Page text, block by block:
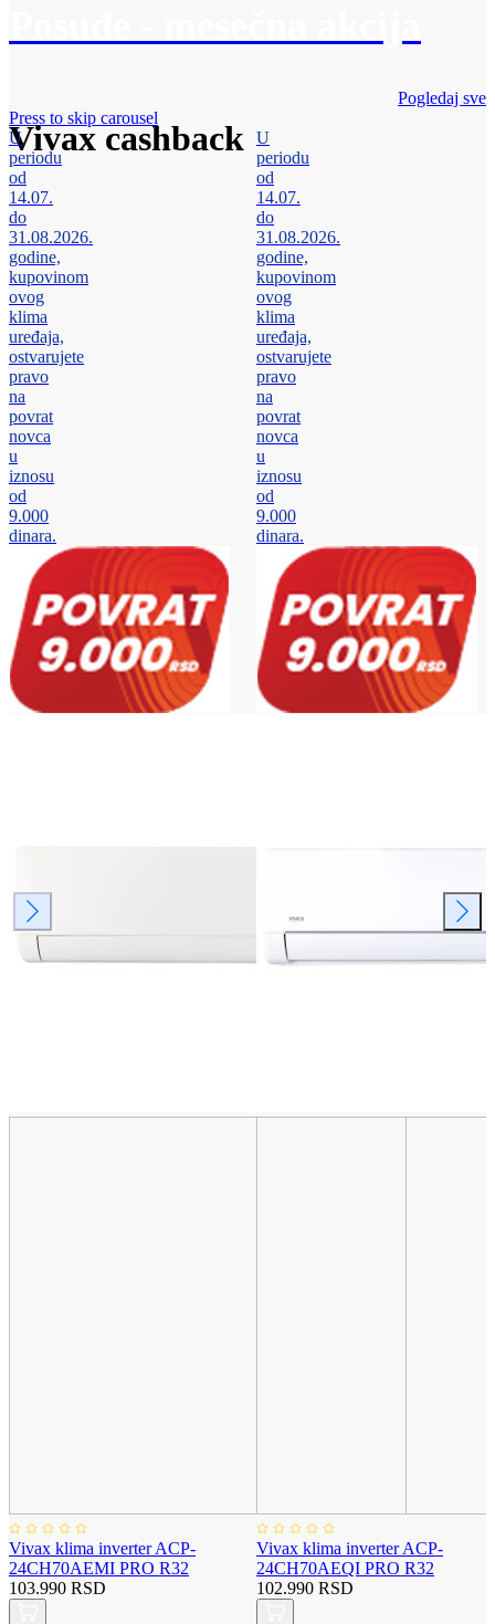
Vivax cashback
Pogledaj sve
Press to skip carousel
U
periodu
od
14.07.
do
31.08.2026.
godine,
kupovinom
ovog
klima
uređaja,
ostvarujete
pravo
na
povrat
novca
u
iznosu
od
9.000
dinara.
Vivax klima inverter ACP-
24CH70AEMI PRO R32
103.990 RSD
U
periodu
od
14.07.
do
31.08.2026.
godine,
kupovinom
ovog
klima
uređaja,
ostvarujete
pravo
na
povrat
novca
u
iznosu
od
9.000
dinara.
Vivax klima inverter ACP-
24CH70AEQI PRO R32
102.990 RSD